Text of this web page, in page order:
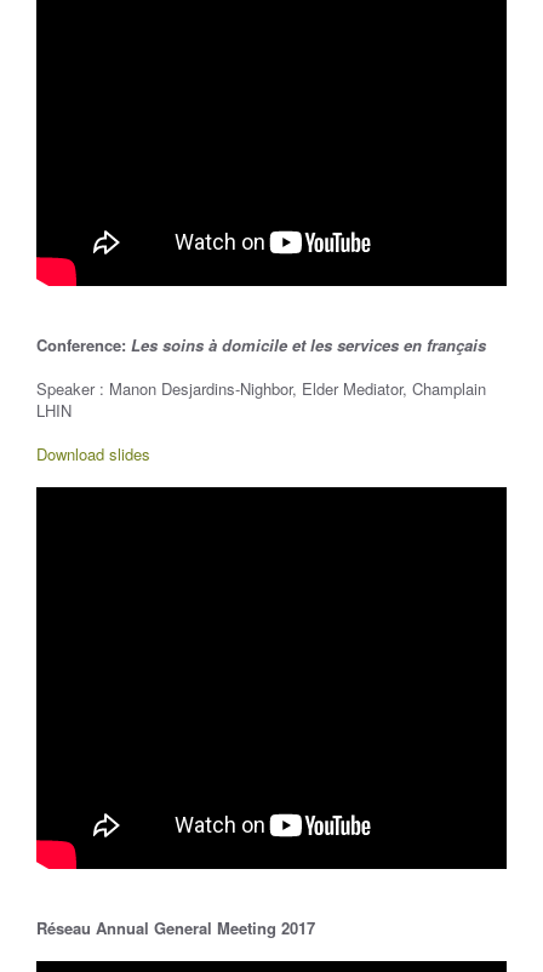
Conference: Les soins à domicile et les services en français
Speaker : Manon Desjardins-Nighbor, Elder Mediator, Champlain
LHIN
Download slides
Réseau Annual General Meeting 2017